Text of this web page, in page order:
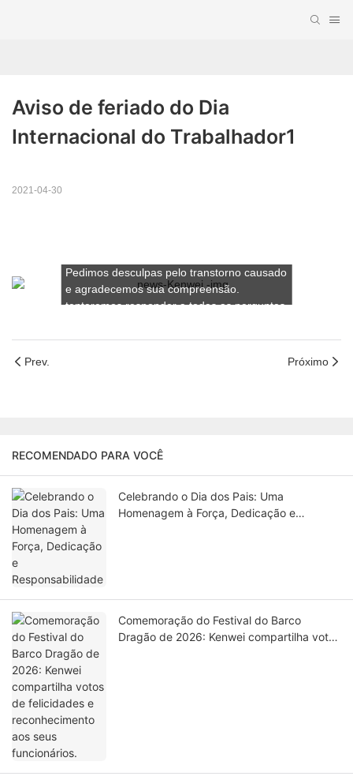
Aviso de feriado do Dia
Internacional do Trabalhador1
2021-04-30
queridos clientes:
Pedimos desculpas pelo transtorno causado
e agradecemos sua compreensão.
tentaremos responder a todas as perguntas
retomarmos o trabalho. Se tiver alguma
Prev. Próximo
RECOMENDADO PARA VOCÊ
Celebrando o Dia dos Pais: Uma
Homenagem à Força, Dedicação e
Comemoração do Festival do Barco
Dragão de 2026: Kenwei compartilha votos